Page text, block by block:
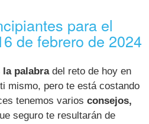
para el
de febrero de 2024
la palabradel reto de hoy en
mismo, pero te está costando
tenemos variosconsejos,
seguro te resultarán de